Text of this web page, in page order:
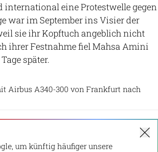
eine Protestwelle gegen
war im September ins Visier der
sie ihr Kopftuch angeblich nicht
ihrer Festnahme fiel Mahsa Amini
später.
Airbus A340-300 von Frankfurt nach
um künftig häufiger unsere